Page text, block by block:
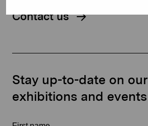
Contact us
Stay up-to-date on our
exhibitions and events